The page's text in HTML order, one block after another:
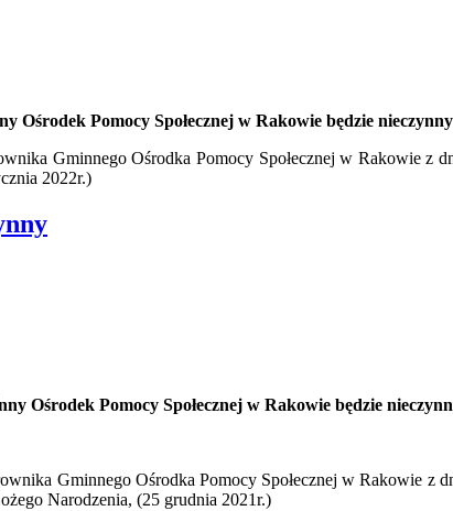
Ośrodek Pomocy Społecznej w Rakowie będzie nieczynny
Gminnego Ośrodka Pomocy Społecznej w Rakowie
2022r.)
Ośrodek Pomocy Społecznej w Rakowie będzie
Gminnego Ośrodka Pomocy Społecznej w Rakowie
Narodzenia, (25 grudnia 2021r.)